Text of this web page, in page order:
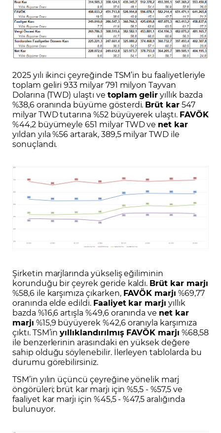
2025 yılı ikinci çeyreğinde TSM’in bu faaliyetleriyle
toplam geliri 933 milyar 791 milyon Tayvan
Dolarına (TWD) ulaştı ve toplam geliryıllık bazda
%38,6 oranında büyüme gösterdi. Brüt kar547
milyar TWD tutarına %52 büyüyerek ulaştı. FAVÖK
%44,2 büyümeyle 651 milyar TWD ve net kar
yıldan yıla %56 artarak, 389,5 milyar TWD ile
sonuçlandı.
Şirketin marjlarında yükseliş eğiliminin
korunduğu bir çeyrek geride kaldı. Brüt kar marjı
%58,6 ile karşımıza çıkarken, FAVÖK marjı %69,77
oranında elde edildi. Faaliyet kar marjı yıllık
bazda %16,6 artışla %49,6 oranında ve net kar
marjı %15,9 büyüyerek %42,6 oranıyla karşımıza
çıktı. TSM’inyıllıklandırılmış FAVÖK marjı %68,58
ile benzerlerinin arasındaki en yüksek değere
sahip olduğu söylenebilir. İlerleyen tablolarda bu
durumu görebilirsiniz.
TSM’in yılın üçüncü çeyreğine yönelik marj
öngörüleri; brüt kar marjı için %5,5 - %57,5 ve
faaliyet kar marjı için %45,5 - %47,5 aralığında
bulunuyor.